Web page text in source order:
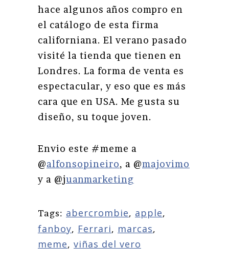
hace algunos años compro en
el catálogo de esta firma
californiana. El verano pasado
visité la tienda que tienen en
Londres. La forma de venta es
espectacular, y eso que es más
cara que en USA. Me gusta su
diseño, su toque joven.
Envio este #meme a
@alfonsopineiro, a @majovimo
y a @juanmarketing
Tags: abercrombie, apple,
fanboy, Ferrari, marcas,
meme, viñas del vero